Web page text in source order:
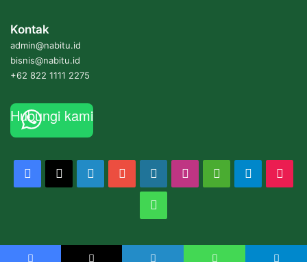
Kontak
admin@nabitu.id
bisnis@nabitu.id
+62 822 1111 2275
Hubungi kami
Facebook
X LinkedInYouTubeWordPressInstagram
MediumTelegram